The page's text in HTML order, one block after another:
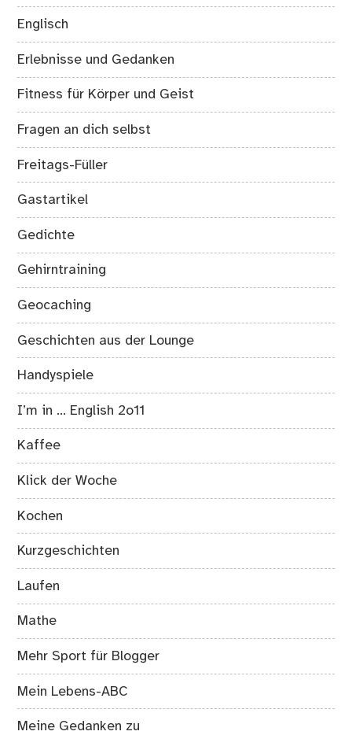
Englisch
Erlebnisse und Gedanken
Fitness für Körper und Geist
Fragen an dich selbst
Freitags-Füller
Gastartikel
Gedichte
Gehirntraining
Geocaching
Geschichten aus der Lounge
Handyspiele
I’m in … English 2o11
Kaffee
Klick der Woche
Kochen
Kurzgeschichten
Laufen
Mathe
Mehr Sport für Blogger
Mein Lebens-ABC
Meine Gedanken zu